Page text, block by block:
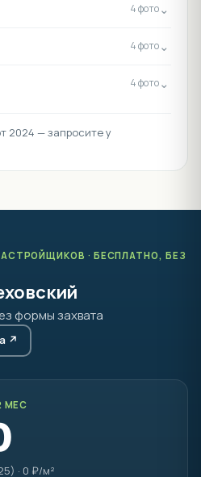
4 фото⌄
4 фото⌄
4 фото⌄
2024 — запросите у
· БЕСПЛАТНО, БЕЗ
формы захвата
↗
МЕС
· 0 ₽/м²